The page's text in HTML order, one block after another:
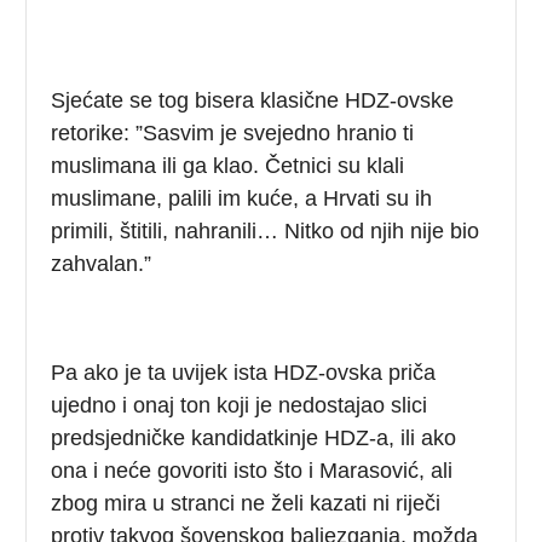
Sjećate se tog bisera klasične HDZ-ovske
retorike: ”Sasvim je svejedno hranio ti
muslimana ili ga klao. Četnici su klali
muslimane, palili im kuće, a Hrvati su ih
primili, štitili, nahranili… Nitko od njih nije bio
zahvalan.”
Pa ako je ta uvijek ista HDZ-ovska priča
ujedno i onaj ton koji je nedostajao slici
predsjedničke kandidatkinje HDZ-a, ili ako
ona i neće govoriti isto što i Marasović, ali
zbog mira u stranci ne želi kazati ni riječi
protiv takvog šovenskog baljezganja, možda